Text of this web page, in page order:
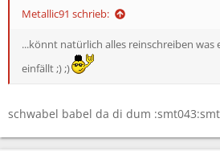
Metallic91 schrieb:
...könnt natürlich alles reinschreiben was
einfällt ;) ;)
schwabel babel da di dum